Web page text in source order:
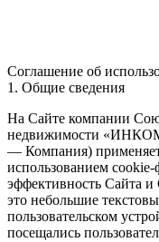
Соглашение об
1. Общие сведения
На Сайте компании
недвижимости
— Компания)
использованием cookie-
эффективность Сайта
это небольшие
пользовательском
посещались